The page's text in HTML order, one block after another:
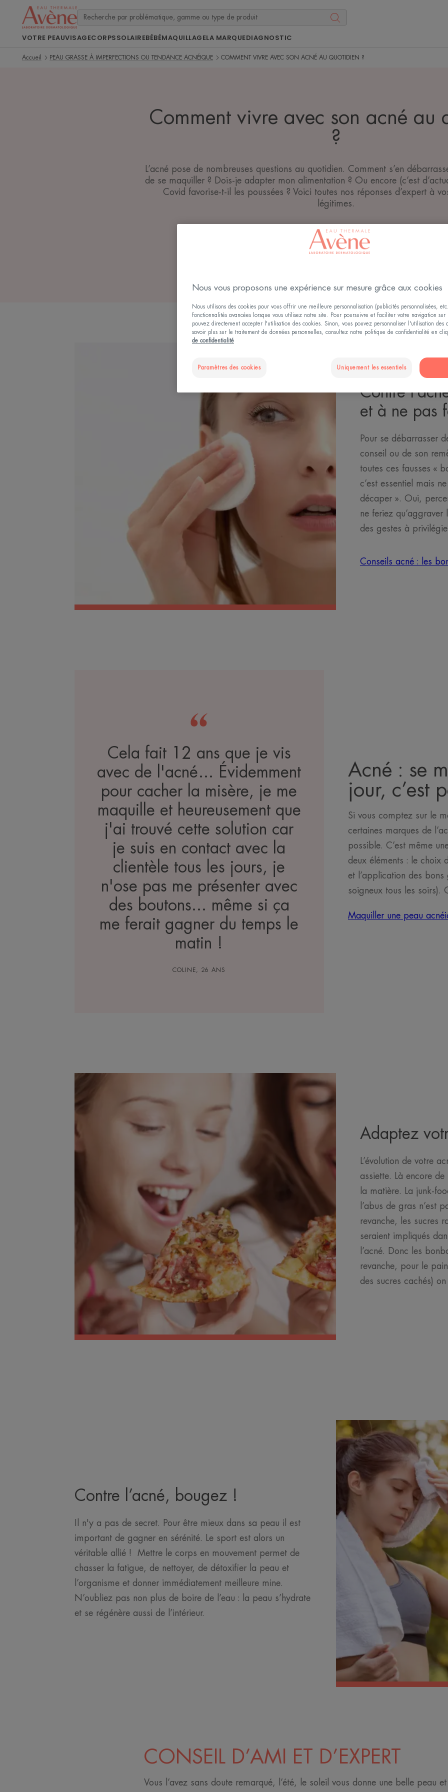
VOTRE PEAUVISAGECORPSSOLAIREBÉBÉMAQUILLAGELA MARQUEDIAGNOSTIC
Accueil PEAU GRASSE À IMPERFECTIONS OU TENDANCE ACNÉIQUE COMMENT VIVRE AVEC SON ACNÉ AU QUOTIDIEN ?
Comment vivre avec son acné au
?
L’acné pose de nombreuses questions au quotidien. Comment s’en
de se maquiller ? Dois-je adapter mon alimentation ? Ou encore (c’est
Covid favorise-t-il les poussées ? Voici toutes nos réponses d’expert à
légitimes.
06/07/2026 , validé par la direction médicale
PEAU GRASSE À IMPERFECTIONS OU TENDANCE
Contre
et à ne pas
Pour se débarrasser
conseil ou de son
toutes ces fausses «
c’est essentiel mais
décaper ». Oui,
ne feriez qu’aggraver
des gestes à
Conseils acné : les
Cela fait 12 ans que je vis
avec de l'acné… Évidemment
pour cacher la misère, je me
maquille et heureusement que
j'ai trouvé cette solution car
je suis en contact avec la
clientèle tous les jours, je
n'ose pas me présenter avec
des boutons... même si ça
me ferait gagner du temps le
matin !
COLINE, 26 ANS
Acné : se
jour, c’est
Si vous comptez sur le
certaines marques de
possible. C’est même
deux éléments : le choix
et l’application des
soigneux tous les soirs).
Maquiller une peau
Adaptez
L’évolution de votre
assiette. Là encore
la matière. La junk-
l’abus de gras n’est
revanche, les sucres
seraient impliqués
l’acné. Donc les
revanche, pour le
des sucres cachés)
Contre l’acné, bougez !
Il n'y a pas de secret. Pour être mieux dans sa peau il est
important de gagner en sérénité. Le sport est alors un
véritable allié ! Mettre le corps en mouvement permet de
chasser la fatigue, de nettoyer, de détoxifier la peau et
l’organisme et donner immédiatement meilleure mine.
N’oubliez pas non plus de boire de l’eau : la peau s’hydrate
et se régénère aussi de l’intérieur.
CONSEIL D’AMI ET D’EXPERT
Vous l’avez sans doute remarqué, l’été, le soleil vous donne une belle peau
Nous vous proposons une expérience sur mesure grâce aux cookies
Nous utilisons des cookies pour vous offrir une meilleure personnalisation (publicités personnalisées,
fonctionnalités avancées lorsque vous utilisez notre site. Pour poursuivre et faciliter votre navigation sur
pouvez directement accepter l'utilisation des cookies. Sinon, vous pouvez personnaliser l'utilisation des
savoir plus sur le traitement de données personnelles, consultez notre politique de confidentialité en
de confidentialité
Paramètres des cookies Uniquement les essentiels